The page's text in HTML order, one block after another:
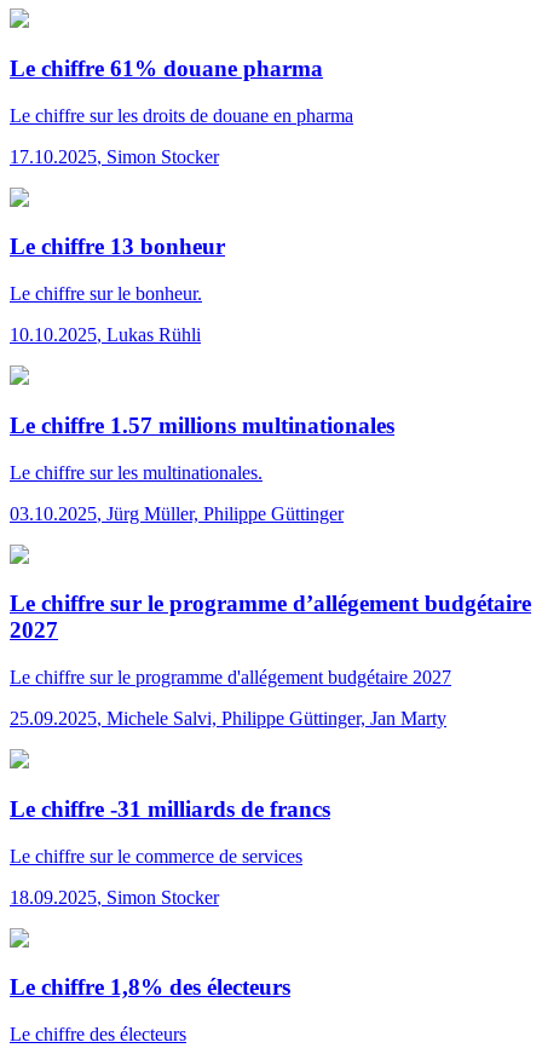
Le chiffre 61% douane pharma
Le chiffre sur les droits de douane en pharma
17.10.2025, Simon Stocker
Le chiffre 13 bonheur
Le chiffre sur le bonheur.
10.10.2025, Lukas Rühli
Le chiffre 1.57 millions multinationales
Le chiffre sur les multinationales.
03.10.2025, Jürg Müller, Philippe Güttinger
Le chiffre sur le programme d’allégement budgétaire
2027
Le chiffre sur le programme d'allégement budgétaire 2027
25.09.2025, Michele Salvi, Philippe Güttinger, Jan Marty
Le chiffre -31 milliards de francs
Le chiffre sur le commerce de services
18.09.2025, Simon Stocker
Le chiffre 1,8% des électeurs
Le chiffre des électeurs